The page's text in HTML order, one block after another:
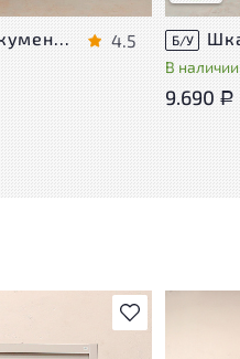
4.5 Б/У
В
9.690 Р
В избранное